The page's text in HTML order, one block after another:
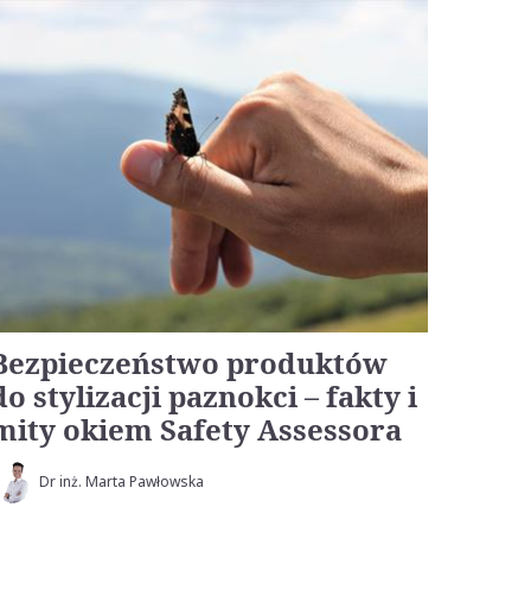
produktów
stylizacji paznokci – fakty i
okiem Safety Assessora
Dr inż. Marta Pawłowska